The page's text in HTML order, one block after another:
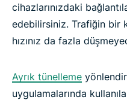
cihazlarınızdaki
edebilirsiniz. Trafiğin bir
hızınız da fazla
Ayrık tünelleme
uygulamalarında